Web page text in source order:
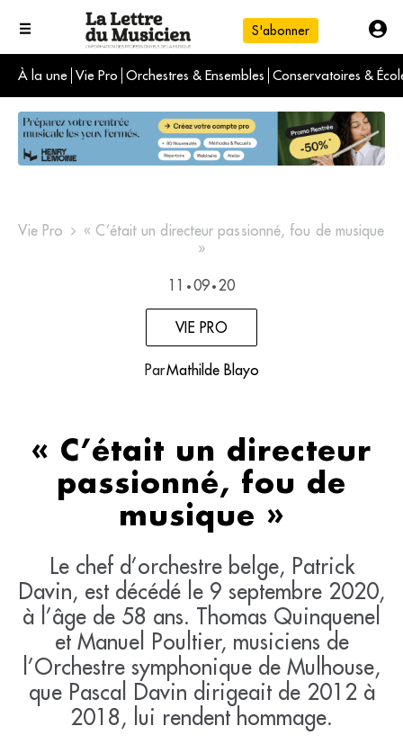
S'abonner
À la une Vie Pro Orchestres & Ensembles Conservatoires &
L'info du jour
Le numéro du mois
International
Vie Pro
« C’était un directeur passionné, fou de musique
»
11 • 09 • 20
VIE PRO
ParMathilde Blayo
« C’était un directeur
passionné, fou de
musique »
Le chef d’orchestre belge, Patrick
Davin, est décédé le 9 septembre 2020,
à l’âge de 58 ans. Thomas Quinquenel
et Manuel Poultier, musiciens de
l’Orchestre symphonique de Mulhouse,
que Pascal Davin dirigeait de 2012 à
2018, lui rendent hommage.